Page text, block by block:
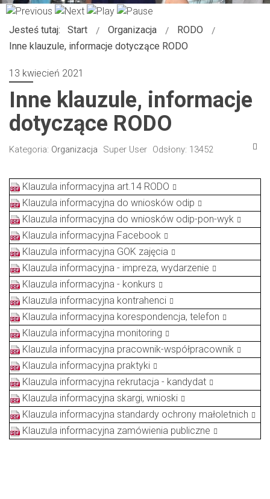
Jesteś tutaj: Start Organizacja
RODO
Inne klauzule, informacje dotyczące RODO
13 kwiecień 2021
Inne klauzule, informacje
dotyczące RODO
Kategoria: Organizacja Super User Odsłony: 13452
Klauzula informacyjna art.14 RODO
Klauzula informacyjna do wniosków odip
Klauzula informacyjna do wniosków odip-pon-wyk
Klauzula informacyjna Facebook
Klauzula informacyjna GOK zajęcia
Klauzula informacyjna - impreza, wydarzenie
Klauzula informacyjna - konkurs
Klauzula informacyjna kontrahenci
Klauzula informacyjna korespondencja, telefon
Klauzula informacyjna monitoring
Klauzula informacyjna pracownik-współpracownik
Klauzula informacyjna praktyki
Klauzula informacyjna rekrutacja - kandydat
Klauzula informacyjna skargi, wnioski
Klauzula informacyjna standardy ochrony małoletnich
Klauzula informacyjna zamówienia publiczne